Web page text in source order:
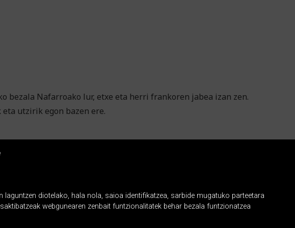
bezala Nafarroako lur, etxe eta herri frankoren jabea izan zen.
utzirik egon bazen ere.
diotelako, hala nola, saioa identifikatzea, sarbide mugatuko parteetara
webgunearen zenbait funtzionalitatek behar bezala funtzionatzea